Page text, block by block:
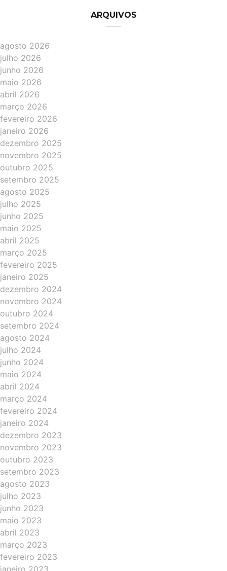
ARQUIVOS
agosto 2026
julho 2026
junho 2026
maio 2026
abril 2026
março 2026
fevereiro 2026
janeiro 2026
dezembro 2025
novembro 2025
outubro 2025
setembro 2025
agosto 2025
julho 2025
junho 2025
maio 2025
abril 2025
março 2025
fevereiro 2025
janeiro 2025
dezembro 2024
novembro 2024
outubro 2024
setembro 2024
agosto 2024
julho 2024
junho 2024
maio 2024
abril 2024
março 2024
fevereiro 2024
janeiro 2024
dezembro 2023
novembro 2023
outubro 2023
setembro 2023
agosto 2023
julho 2023
junho 2023
maio 2023
abril 2023
março 2023
fevereiro 2023
janeiro 2023